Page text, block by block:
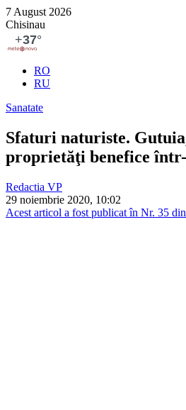
7 August 2026
Chisinau
RO
RU
Sanatate
Sfaturi naturiste.
proprietăţi benefice
Redactia VP
29 noiembrie 2020, 10:02
Acest articol a fost publicat în Nr. 35